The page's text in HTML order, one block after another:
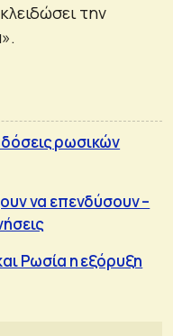
την
ρωσικών
να επενδύσουν –
Ρωσία η εξόρυξη